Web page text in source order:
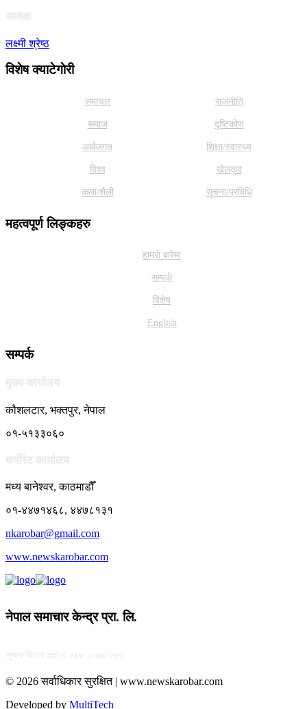
अध्यक्ष
लक्ष्मी श्रेष्ठ
विशेष क्याटेगाेरी
समाचार राजनीति
समाज दृष्टिकोण
अर्थजगत शिक्षा/स्वास्थ्य
विश्व खेलकुद
कला/शैली सूचना/प्रविधि
महत्वपूर्ण लिङ्कहरु
हाम्राे बारेमा
सम्पर्क
विशेष
English
सम्पर्क
मुख्य कार्यालय
कौशलटार, भक्तपुर, नेपाल
०१-५१३३०६०
कर्पाेरेट कार्यालय
मध्य बानेश्वर, काठमाडौँ
०१-४४७१४६८, ४४७८१३१
nkarobar@gmail.com
www.newskarobar.com
नेपाल समाचार केन्द्र प्रा. लि.
सूचना बिभाग दर्ता नं. ४६४-२०७४/०७५
© 2026 सर्वाधिकार सुरक्षित | www.newskarobar.com
Developed by MultiTech